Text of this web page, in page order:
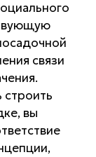
связи
строить
вы